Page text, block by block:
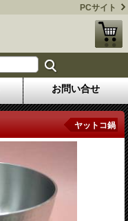
PCサイト
お問い合せ
ヤットコ鍋